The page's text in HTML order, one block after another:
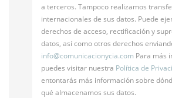
a terceros. Tampoco realizamos
internacionales de sus datos. Puede
derechos de acceso, rectificación y
datos, así como otros derechos
info@comunicacionycia.com Para más
puedes visitar nuestra Política de
entontarás más información sobre
qué almacenamos sus datos.